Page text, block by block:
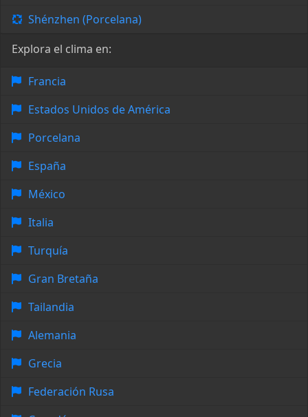
Shénzhen (Porcelana)
Explora el clima en:
Francia
Estados Unidos de América
Porcelana
España
México
Italia
Turquía
Gran Bretaña
Tailandia
Alemania
Grecia
Federación Rusa